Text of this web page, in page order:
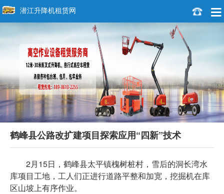
潜江升降机租赁网
鹤峰县公路改扩建项目探索应用“四新”技术
2月15日，鹤峰县太平镇槐树桩村，雪后的洞长湾水
库项目工地，工人们正进行道路平整和加宽，挖掘机在库
区山坡上有序作业。